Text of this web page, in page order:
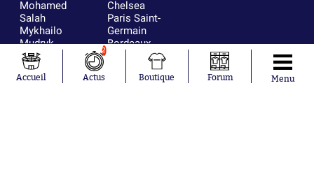
Mohamed
Salah
Mykhailo
Mudryk
Neymar
Khalis Merah
Loïs Openda
Chelsea
Paris Saint-
Germain
Bordeaux
Olympique
FIFA
Accueil
2
Actus Boutique Forum Menu